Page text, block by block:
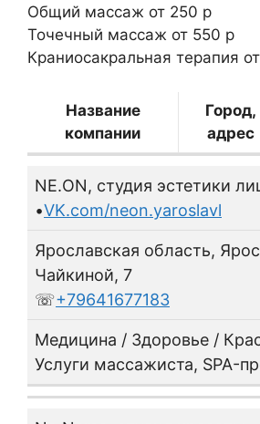
Общий массаж от 250 р
Точечный массаж от 550 р
Краниосакральная терапия от
Название
компании
Город,
адрес
NE.ON, студия эстетики
•VK.com/neon.yaroslavl
Ярославская область,
Чайкиной, 7
☏+79641677183
Медицина / Здоровье /
Услуги массажиста, SPA-